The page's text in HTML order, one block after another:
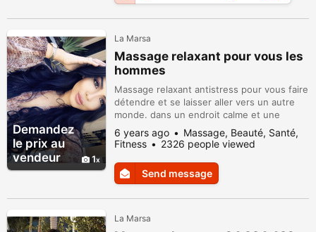
Demandez
le prix au
vendeur
1
La Marsa
Massage relaxant pour vous les
hommes
Massage relaxant antistress pour vous faire
détendre et se laisser aller vers un autre
monde. dans un endroit calme et une
ambiance magnifique. douche avant et
après, lumière et musique douce. chez moi
ou chez vous selon vos besoin. n'hésiter
pas à me contacter pour répondre à vos
attentes. Douja 25 564 828
6 years ago
Massage, Beauté, Santé,
Fitness
2326 people viewed
Send message
La Marsa